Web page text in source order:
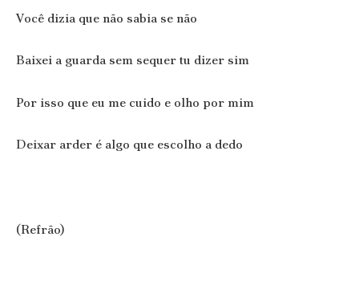
Você dizia que não sabia se não
Baixei a guarda sem sequer tu dizer sim
Por isso que eu me cuido e olho por mim
Deixar arder é algo que escolho a dedo
(Refrão)